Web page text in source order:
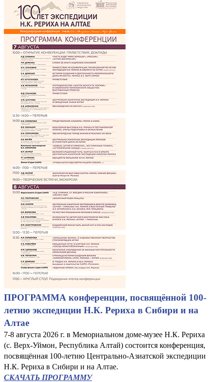
ПРОГРАММА конференции, посвящённой 100-
летию экспедиции Н.К. Рериха в Сибири и на
Алтае
7-8 августа 2026 г. в Мемориальном доме-музее Н.К. Рериха
(с. Верх-Уймон, Республика Алтай) состоится конференция,
посвящённая 100-летию Центрально-Азиатской экспедиции
Н.К. Рериха в Сибири и на Алтае.
СКАЧАТЬ ПРОГРАММУ